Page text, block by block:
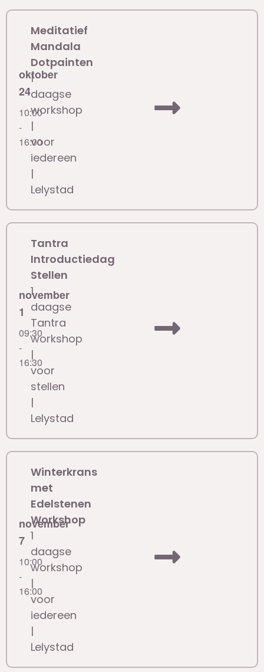
oktober
24
10:00
-
16:00
Meditatief
Mandala
Dotpainten
1
daagse
workshop
|
voor
iedereen
|
Lelystad
november
1
09:30
-
16:30
Tantra
Introductiedag
Stellen
1
daagse
Tantra
workshop
|
voor
stellen
|
Lelystad
november
7
10:00
-
16:00
Winterkrans
met
Edelstenen
Workshop
1
daagse
workshop
|
voor
iedereen
|
Lelystad